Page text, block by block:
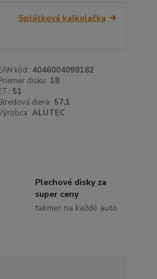
Splátková kalkulačka
kód: 4046004098182
disku: 18
51
diera: 57,1
ALUTEC
Plechové disky za
super ceny
takmer na každé auto